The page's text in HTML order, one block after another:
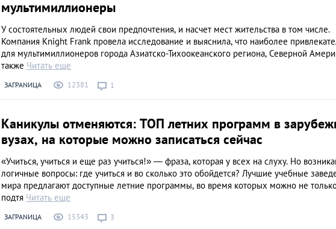
мультимиллионеры
У состоятельных людей свои предпочтения, и насчет мест жительства в том числе.
Компания Knight Frank провела исследование и выяснила, что наиболее
для мультимиллионеров города Азиатско-Тихоокеанского региона, Северной
также Читать еще
ЗАГРАNИЦА 12381 1
Каникулы отменяются: ТОП летних программ в
вузах, на которые можно записаться сейчас
«Учиться, учиться и еще раз учиться!» ― фраза, которая у всех на слуху. Но
логичные вопросы: где учиться и во сколько это обойдется? Лучшие учебные
мира предлагают доступные летние программы, во время которых можно не
подтя Читать еще
ЗАГРАNИЦА 15343 3